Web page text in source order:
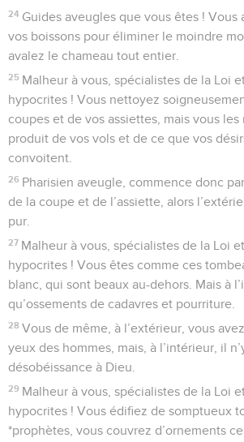
24 Guides aveugles que vous êtes ! Vous
vos boissons pour éliminer le moindre
avalez le chameau tout entier.
25 Malheur à vous, spécialistes de la Loi
hypocrites ! Vous nettoyez
coupes et de vos assiettes, mais vous les
produit de vos vols et de ce que vos
convoitent.
26 Pharisien aveugle, commence donc
de la coupe et de l’assiette, alors
pur.
27 Malheur à vous, spécialistes de la Loi
hypocrites ! Vous êtes comme ces
blanc, qui sont beaux au-dehors. Mais à
qu’ossements de cadavres et pourriture.
28 Vous de même, à l’extérieur, vous
yeux des hommes, mais, à l’intérieur, il
désobéissance à Dieu.
29 Malheur à vous, spécialistes de la Loi
hypocrites ! Vous édifiez de somptueux
*prophètes, vous couvrez d’ornements